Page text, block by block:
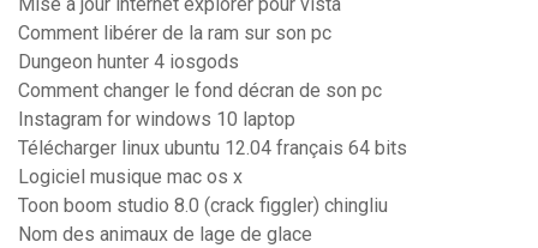
Mise a jour internet explorer pour vista
Comment libérer de la ram sur son pc
Dungeon hunter 4 iosgods
Comment changer le fond décran de son pc
Instagram for windows 10 laptop
Télécharger linux ubuntu 12.04 français 64 bits
Logiciel musique mac os x
Toon boom studio 8.0 (crack figgler) chingliu
Nom des animaux de lage de glace